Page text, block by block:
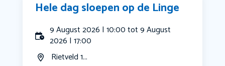
Hele dag sloepen op de Linge
9 August 2026 | 10:00 tot 9 August
2026 | 17:00
Rietveld 1...